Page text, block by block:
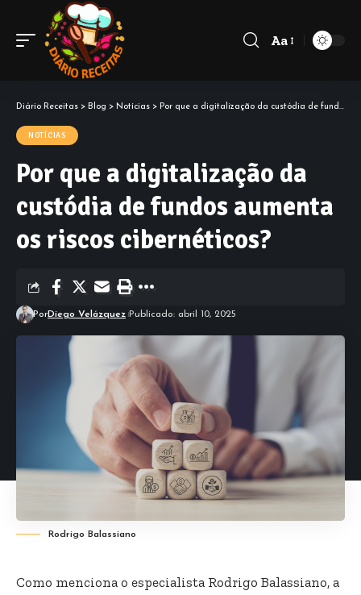
Aa
Diário Receitas > Blog > Notícias > Por que a digitalização da custódia de fundos aumenta os riscos cibernéticos?
NOTÍCIAS
Por que a digitalização da
custódia de fundos aumenta
os riscos cibernéticos?
PorDiego Velázquez Publicado: abril 10, 2025
Rodrigo Balassiano
Como menciona o especialista Rodrigo Balassiano, a